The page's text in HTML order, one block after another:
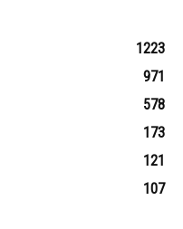
1223
971
578
173
121
107